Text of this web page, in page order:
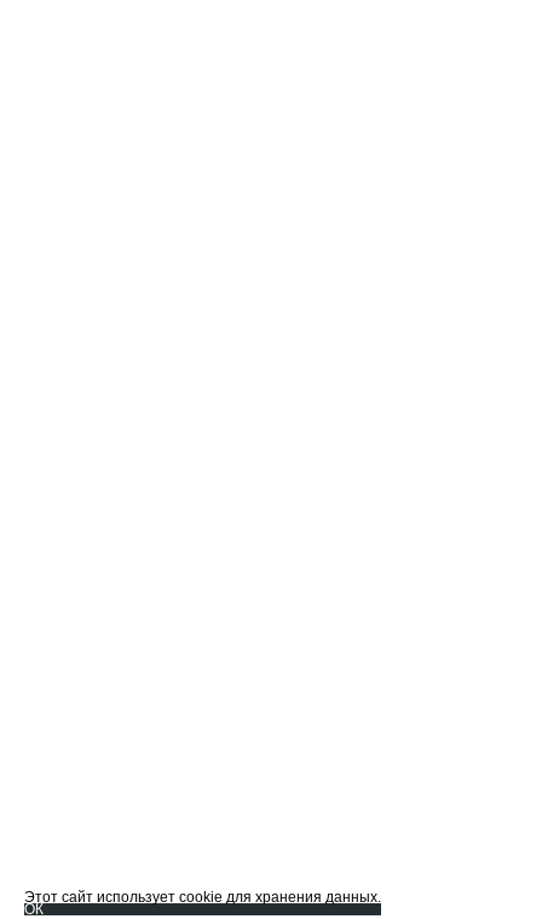
Этот сайт использует cookie для хранения данных.
ОК